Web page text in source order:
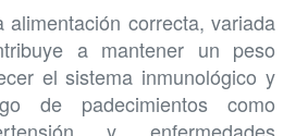
alimentación correcta, variada
a mantener un peso
el sistema inmunológico y
de padecimientos como